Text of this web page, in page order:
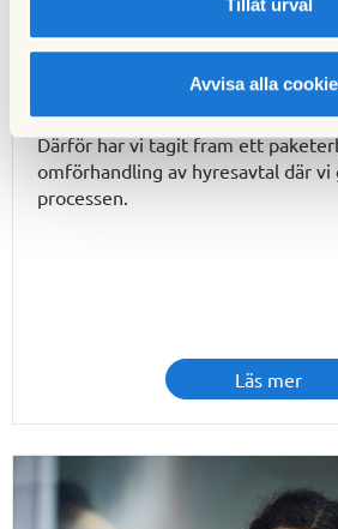
Tillåt urval
Avvisa alla
säga upp och omförhandla
Därför har vi tagit fram ett
omförhandling av hyresavtal där vi
processen.
Läs mer